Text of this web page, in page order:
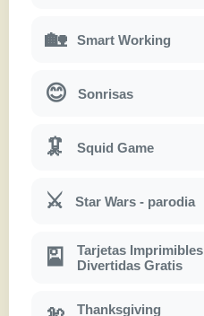
🏡 Smart Working
😊 Sonrisas
🦑 Squid Game
⚔ Star Wars - parodia
🎴
Tarjetas Imprimibles
Divertidas Gratis
Thanksgiving